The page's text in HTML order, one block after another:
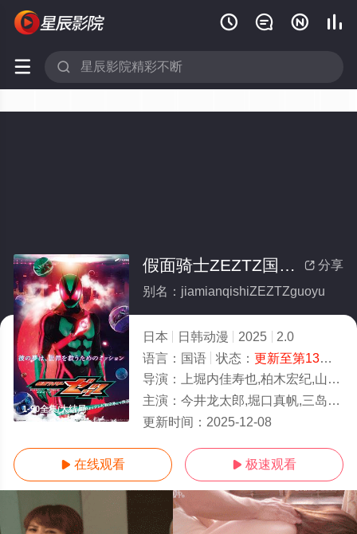
   
 
1-50全集/大结局
 分享
假面骑士ZEZTZ国语(全集)
别名：jiamianqishiZEZTZguoyu
日本 日韩动漫 2025
2.0
语言： 国语 状态： 更新至第13集
导演：
上堀内佳寿也,柏木宏纪,山口恭平,柴崎贵行,叶山康一郎
主演： 今井龙太郎,堀口真帆,三岛健太,小贯莉奈,八木美树,川平慈英,古川雄辉
更新时间： 2025-12-08
 在线观看  极速观看